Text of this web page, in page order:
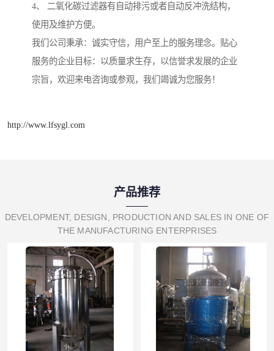
4、 二氧化碳过滤器有自动排污或者自动反冲洗结构，
使用及维护方便。
我们公司秉承：诚实守信，用户至上的服务理念。贴心
服务的企业目标：以质量求生存，以信誉求发展的企业
宗旨，欢迎来电咨询或参观，我们竭诚为您服务！
http://www.lfsygl.com
产品推荐
DEVELOPMENT, DESIGN, PRODUCTION AND SALES IN ONE OF
THE MANUFACTURING ENTERPRISES